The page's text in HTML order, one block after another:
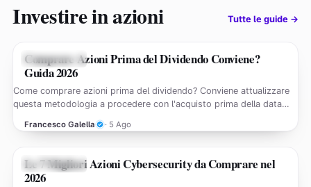
Investire in azioni Tutte le guide →
GUIDE AZIONI
Comprare Azioni Prima del Dividendo Conviene?
Guida 2026
Come comprare azioni prima del dividendo? Conviene attualizzare
questa metodologia a procedere con l'acquisto prima della data
Francesco Galella · 5 Ago
GUIDE AZIONI
Le 7 Migliori Azioni Cybersecurity da Comprare nel
2026